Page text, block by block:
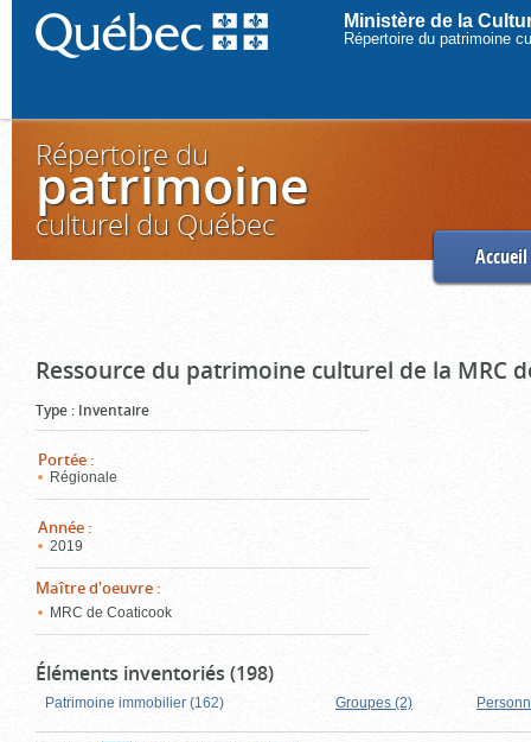
Ministère de la
Répertoire du patrimoine
Répertoire du
patrimoine
culturel du Québec
Accueil
Ressource du patrimoine culturel de la MRC
Type : Inventaire
Portée :
Régionale
Année :
2019
Maître d'oeuvre :
MRC de Coaticook
Éléments inventoriés (198)
Patrimoine immobilier (162) Groupes (2)